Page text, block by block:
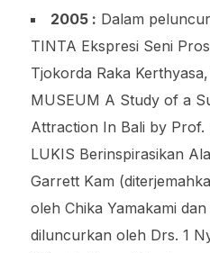
2005 : Dalam
TINTA Ekspresi Seni
Tjokorda Raka
MUSEUM A Study of a
Attraction In Bali by Prof.
LUKIS Berinspirasikan
Garrett Kam
oleh Chika Yamakami
diluncurkan oleh Drs. 1